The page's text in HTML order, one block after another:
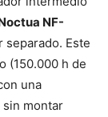
NF-
separado. Este
(150.000 h de
una
sin montar